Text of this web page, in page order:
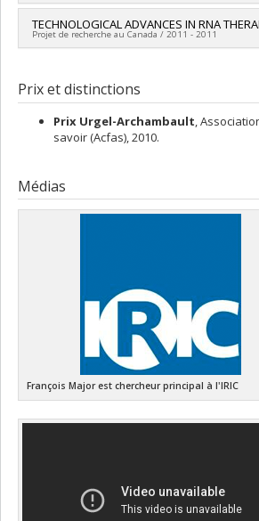
Chercheur principal :François Major
TECHNOLOGICAL ADVANCES IN RNA
Projet de recherche au Canada / 2011 - 2011
Prix et distinctions
Prix Urgel-Archambault,
savoir (Acfas), 2010.
Médias
François Major est chercheur principal à l'IRIC